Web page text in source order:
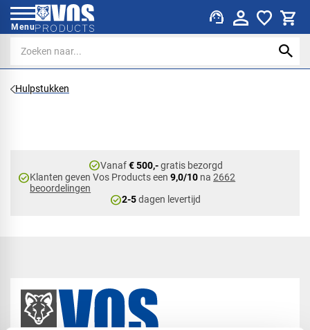
Menu support_agent
Hulpstukken
check_circleVanaf€ 500,-gratis bezorgd
check_circleKlanten geven Vos Products een9,0/10 na2662
beoordelingen
check_circle2-5dagen levertijd